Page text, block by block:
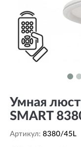
Умная
SMART
Артикул: 8380/45L